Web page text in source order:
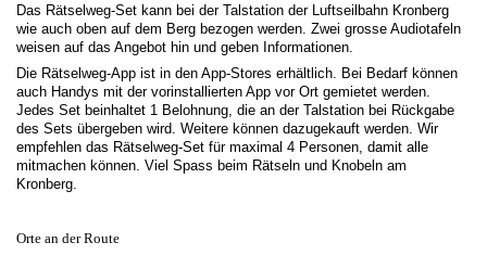
Das Rätselweg-Set kann bei der Talstation der Luftseilbahn Kronberg
wie auch oben auf dem Berg bezogen werden. Zwei grosse Audiotafeln
weisen auf das Angebot hin und geben Informationen.
Die Rätselweg-App ist in den App-Stores erhältlich. Bei Bedarf können
auch Handys mit der vorinstallierten App vor Ort gemietet werden.
Jedes Set beinhaltet 1 Belohnung, die an der Talstation bei Rückgabe
des Sets übergeben wird. Weitere können dazugekauft werden. Wir
empfehlen das Rätselweg-Set für maximal 4 Personen, damit alle
mitmachen können. Viel Spass beim Rätseln und Knobeln am
Kronberg.
Orte an der Route